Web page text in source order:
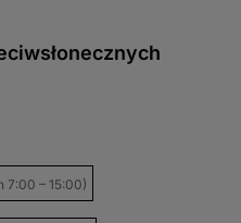
7:00 – 15:00)